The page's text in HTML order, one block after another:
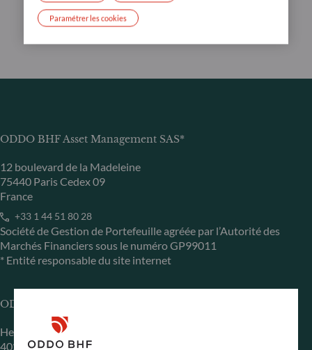
ODDO BHF Asset Management SAS*
12 boulevard de la Madeleine
75440 Paris Cedex 09
France
+33 1 44 51 80 28
Société de Gestion de Portefeuille agréée par l’Autorité des
Marchés Financiers sous le numéro GP99011
* Entité responsable du site internet
ODDO BHF Asset Management GmbH
Herzogstraße 15
40217 Düsseldorf
Paramétrer les cookies